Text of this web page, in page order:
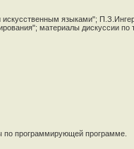
языками";
материалы дискуссии по
по программирующей программе.